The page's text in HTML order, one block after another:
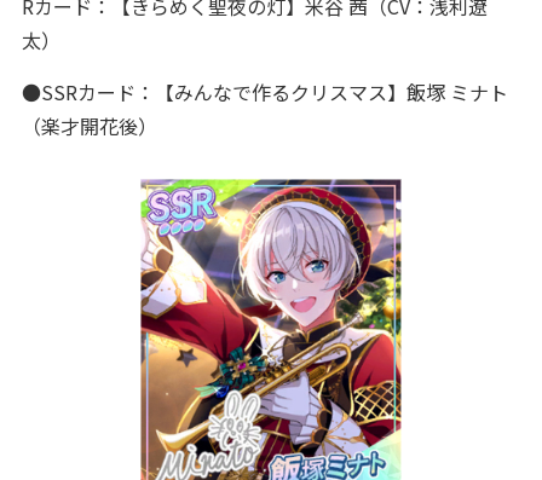
Rカード：【きらめく聖夜の灯】米谷 茜（CV：浅利遼
太）
●SSRカード：【みんなで作るクリスマス】飯塚 ミナト
（楽才開花後）